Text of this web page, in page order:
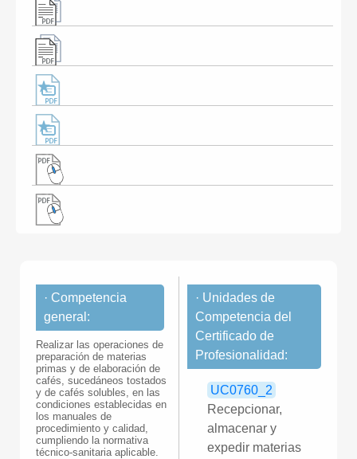
· Competencia
general:
Realizar las operaciones de
preparación de materias
primas y de elaboración de
cafés, sucedáneos tostados
y de cafés solubles, en las
condiciones establecidas en
los manuales de
procedimiento y calidad,
cumpliendo la normativa
técnico-sanitaria aplicable.
· Unidades de
Competencia del
Certificado de
Profesionalidad:
UC0760_2
Recepcionar,
almacenar y
expedir materias